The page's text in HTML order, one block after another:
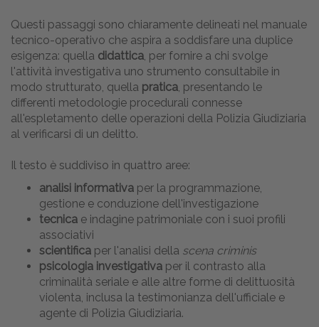
Questi passaggi sono chiaramente delineati nel manuale
tecnico-operativo che aspira a soddisfare una duplice
esigenza: quella didattica , per fornire a chi svolge
l'attività investigativa uno strumento consultabile in
modo strutturato, quella pratica , presentando le
differenti metodologie procedurali connesse
all'espletamento delle operazioni della Polizia Giudiziaria
al verificarsi di un delitto.
Il testo è suddiviso in quattro aree:
analisi informativa per la programmazione,
gestione e conduzione dell'investigazione
tecnica e indagine patrimoniale con i suoi profili
associativi
scientifica per l'analisi della scena criminis
psicologia investigativa per il contrasto alla
criminalità seriale e alle altre forme di delittuosità
violenta, inclusa la testimonianza dell'ufficiale e
agente di Polizia Giudiziaria.